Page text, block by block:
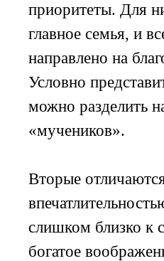
приоритеты. Для
главное семья, и
направлено на
Условно
можно разделить
«мучеников».
Вторые
слишком близко к
богатое